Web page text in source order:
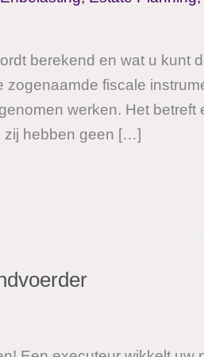
berekend en wat u kunt
fiscale
werken. Het betreft
zij hebben geen […]